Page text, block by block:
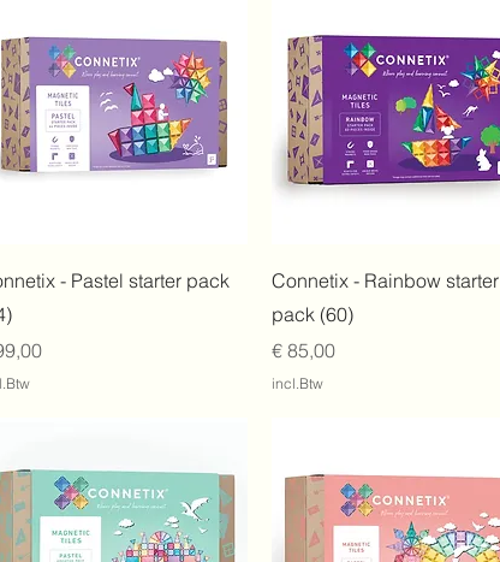
Snel overzicht
- Pastel starter pack
Snel overzicht
Connetix - Rainbow starter
pack (60)
Prijs
€ 85,00
incl.Btw